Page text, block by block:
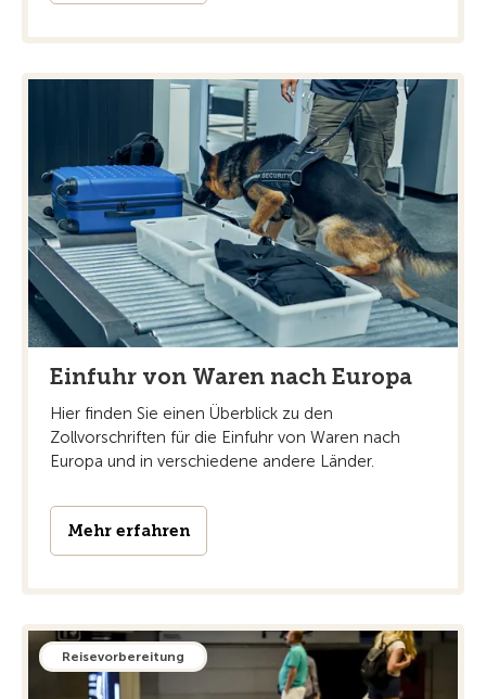
Einfuhr von Waren nach Europa
Hier finden Sie einen Überblick zu den
Zollvorschriften für die Einfuhr von Waren nach
Europa und in verschiedene andere Länder.
Mehr erfahren
Reisevorbereitung